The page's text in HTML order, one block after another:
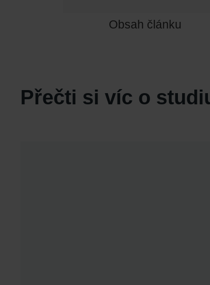
Obsah článku
Přečti si víc o